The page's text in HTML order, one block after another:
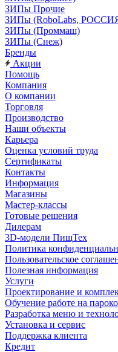
ЗИПы Прочие
ЗИПы (RoboLabs,
ЗИПы (Проммаш)
ЗИПы (Снеж)
Бренды
Акции
Помощь
Компания
О компании
Торговля
Производство
Наши объекты
Карьера
Оценка условий труда
Сертификаты
Контакты
Информация
Магазины
Мастер-классы
Готовые решения
Дилерам
3D-модели ПищТех
Политика
Пользовательское
Полезная информация
Услуги
Проектирование и
Обучение работе на
Разработка меню и
Установка и сервис
Поддержка клиента
Кредит